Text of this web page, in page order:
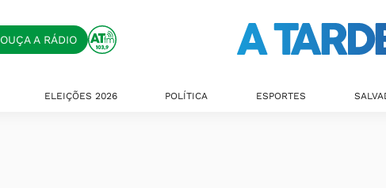
OUÇA A RÁDIO
ELEIÇÕES 2026 POLÍTICA ESPORTES